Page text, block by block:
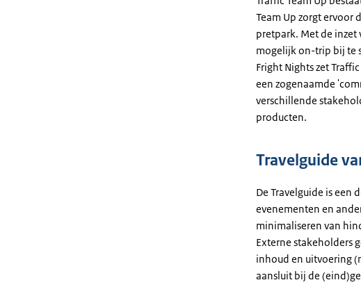
Team Up zorgt ervoor
pretpark. Met de inzet
mogelijk on-trip bij te
Fright Nights zet
een zogenaamde
verschillende
producten.
Travelguide
De Travelguide is een
evenementen en
minimaliseren van
Externe stakeholders
inhoud en uitvoering
aansluit bij de